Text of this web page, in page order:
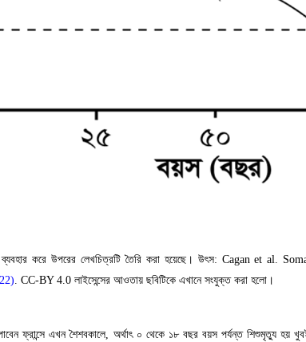
করে উপরের লেখচিত্রটি তৈরি করা হয়েছে। উৎস: Cagan et al.
. CC-BY 4.0 লাইসেন্সের আওতায় ছবিটিকে এখানে সংযুক্ত করা হলো।
ফ্রান্সে এখন শৈশবকালে, অর্থাৎ ০ থেকে ১৮ বছর বয়স পর্যন্ত শিশুমৃত্যু হয়